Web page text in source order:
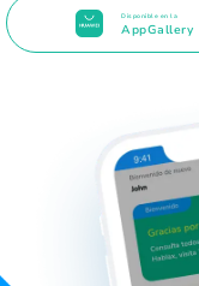
Disponible en la
AppGallery